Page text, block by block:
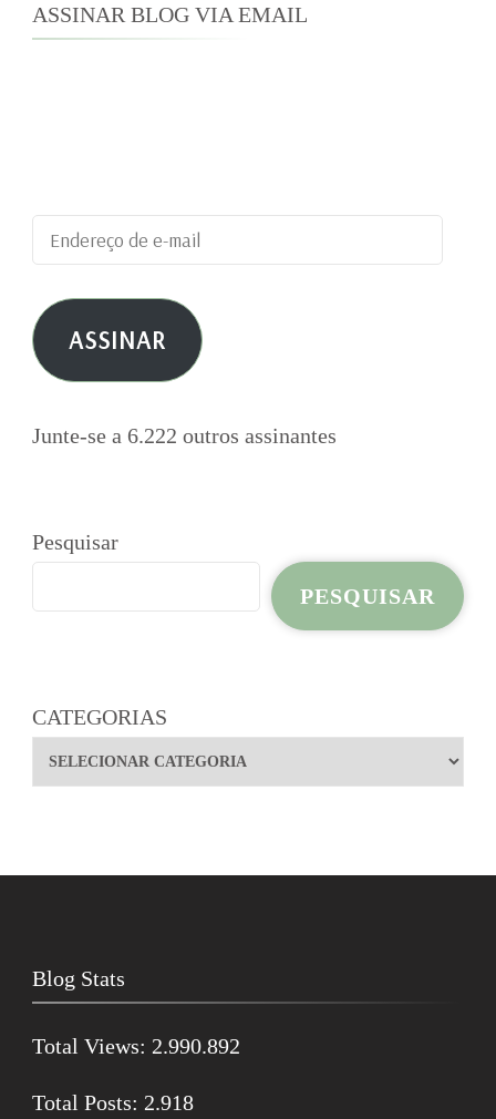
ASSINAR BLOG VIA EMAIL
Endereço
de
e-
mail ASSINAR
Junte-se a 6.222 outros assinantes
Pesquisar
PESQUISAR
CATEGORIAS
Blog Stats
Total Views: 2.990.892
Total Posts: 2.918